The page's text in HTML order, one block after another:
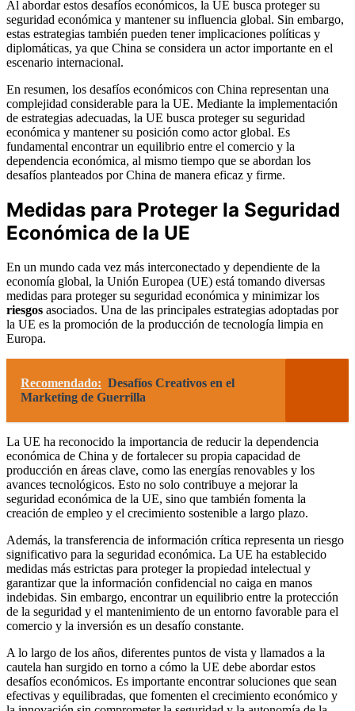
Al abordar estos desafíos económicos, la UE busca proteger su
seguridad económica y mantener su influencia global. Sin embargo,
estas estrategias también pueden tener implicaciones políticas y
diplomáticas, ya que China se considera un actor importante en el
escenario internacional.
En resumen, los desafíos económicos con China representan una
complejidad considerable para la UE. Mediante la implementación
de estrategias adecuadas, la UE busca proteger su seguridad
económica y mantener su posición como actor global. Es
fundamental encontrar un equilibrio entre el comercio y la
dependencia económica, al mismo tiempo que se abordan los
desafíos planteados por China de manera eficaz y firme.
Medidas para Proteger la Seguridad
Económica de la UE
En un mundo cada vez más interconectado y dependiente de la
economía global, la Unión Europea (UE) está tomando diversas
medidas para proteger su seguridad económica y minimizar los
riesgos asociados. Una de las principales estrategias adoptadas por
la UE es la promoción de la producción de tecnología limpia en
Europa.
Recomendado: Desafíos Creativos en el
Marketing de Guerrilla
La UE ha reconocido la importancia de reducir la dependencia
económica de China y de fortalecer su propia capacidad de
producción en áreas clave, como las energías renovables y los
avances tecnológicos. Esto no solo contribuye a mejorar la
seguridad económica de la UE, sino que también fomenta la
creación de empleo y el crecimiento sostenible a largo plazo.
Además, la transferencia de información crítica representa un riesgo
significativo para la seguridad económica. La UE ha establecido
medidas más estrictas para proteger la propiedad intelectual y
garantizar que la información confidencial no caiga en manos
indebidas. Sin embargo, encontrar un equilibrio entre la protección
de la seguridad y el mantenimiento de un entorno favorable para el
comercio y la inversión es un desafío constante.
A lo largo de los años, diferentes puntos de vista y llamados a la
cautela han surgido en torno a cómo la UE debe abordar estos
desafíos económicos. Es importante encontrar soluciones que sean
efectivas y equilibradas, que fomenten el crecimiento económico y